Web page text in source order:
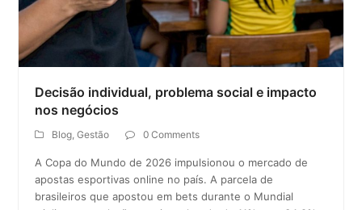
Decisão individual, problema social e impacto
nos negócios
Blog,Gestão 0 Comments
A Copa do Mundo de 2026 impulsionou o mercado de
apostas esportivas online no país. A parcela de
brasileiros que apostou em bets durante o Mundial